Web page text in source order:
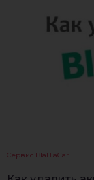
Сервис BlaBlaCar